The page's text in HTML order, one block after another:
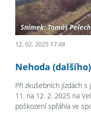
12. 02. 2025 17:48
Nehoda (dalšího)
Při zkušebních jízdách
11. na 12. 2. 2025 na
poškození spřáhla ve